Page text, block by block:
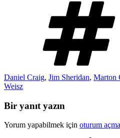
Daniel Craig, Jim Sheridan, Marton
Weisz
Bir yanıt yazın
Yorum yapabilmek için oturum